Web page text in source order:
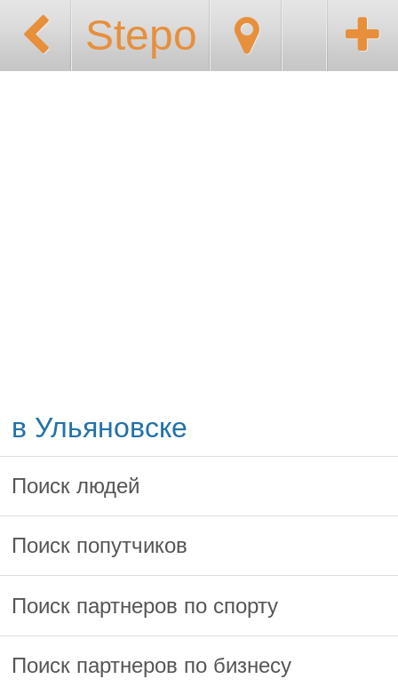
Stepo
в Ульяновске
Поиск людей
Поиск попутчиков
Поиск партнеров по спорту
Поиск партнеров по бизнесу